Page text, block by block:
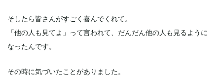
そしたら皆さんがすごく喜んでくれて。
「他の人も見てよ」って言われて、だんだん他の人も見るように
なったんです。
その時に気づいたことがありました。